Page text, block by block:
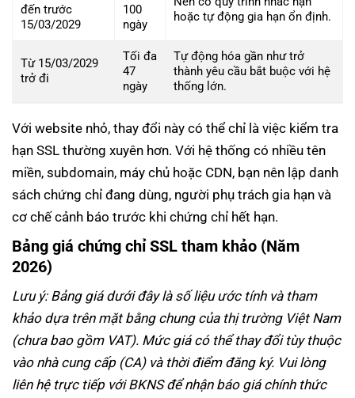
đến trước
15/03/2029
100
ngày
hoặc tự động gia hạn ổn định.
Từ 15/03/2029
trở đi
Tối đa
47
ngày
Tự động hóa gần như trở
thành yêu cầu bắt buộc với hệ
thống lớn.
Với website nhỏ, thay đổi này có thể chỉ là việc kiểm tra
hạn SSL thường xuyên hơn. Với hệ thống có nhiều tên
miền, subdomain, máy chủ hoặc CDN, bạn nên lập danh
sách chứng chỉ đang dùng, người phụ trách gia hạn và
cơ chế cảnh báo trước khi chứng chỉ hết hạn.
Bảng giá chứng chỉ SSL tham khảo (Năm
2026)
Lưu ý: Bảng giá dưới đây là số liệu ước tính và tham
khảo dựa trên mặt bằng chung của thị trường Việt Nam
(chưa bao gồm VAT). Mức giá có thể thay đổi tùy thuộc
vào nhà cung cấp (CA) và thời điểm đăng ký. Vui lòng
liên hệ trực tiếp với BKNS để nhận báo giá chính thức